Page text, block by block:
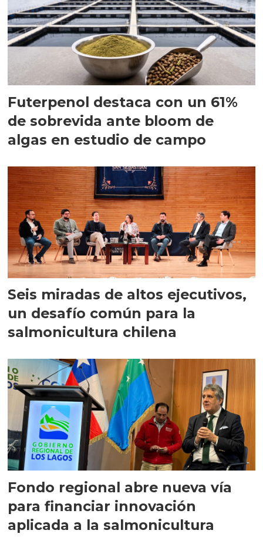
Futerpenol destaca con un 61%
de sobrevida ante bloom de
algas en estudio de campo
Seis miradas de altos ejecutivos,
un desafío común para la
salmonicultura chilena
Fondo regional abre nueva vía
para financiar innovación
aplicada a la salmonicultura